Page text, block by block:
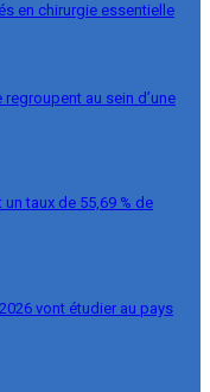
en chirurgie essentielle
au sein d’une
taux de 55,69 % de
vont étudier au pays